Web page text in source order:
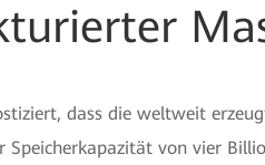
dass die weltweit
von vier